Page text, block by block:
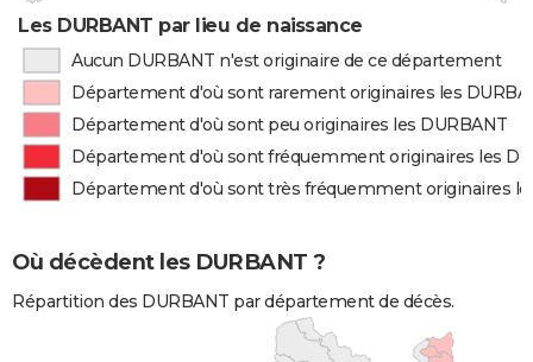
Les DURBANT par lieu de naissance
Aucun DURBANT n'est originaire de ce département
Département d'où sont rarement originaires les
Département d'où sont peu originaires les DURBANT
Département d'où sont fréquemment originaires les
Département d'où sont très fréquemment originaires
Où décèdent les DURBANT ?
Répartition des DURBANT par département de décès.